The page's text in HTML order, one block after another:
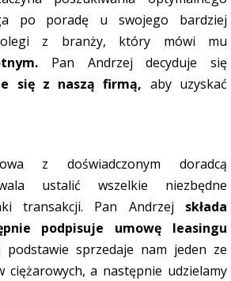
po poradę u swojego bardziej
z branży, który mówi mu
Pan Andrzej decyduje się
się z naszą firmą, aby uzyskać
z doświadczonym doradcą
ustalić wszelkie niezbędne
transakcji. Pan Andrzej składa
podpisuje umowę leasingu
podstawie sprzedaje nam jeden ze
ciężarowych, a następnie udzielamy